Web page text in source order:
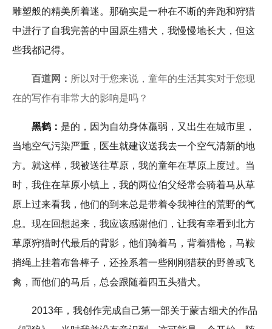
雕塑般的精美所着迷。那确实是一种在不断的奔跑和狩猎
中进行了自我完善的中国原生猎犬，我慢慢地长大，但这
些我都记得。
百道网： 所以对于您来说，童年的生活其实对于您现
在的写作有非常大的影响是吗？
黑鹤： 是的，因为自幼身体羸弱，又出生在城市里，
当地空气污染严重，医生就建议送我去一个空气清新的地
方。就这样，我被送往草原，我的童年在草原上度过。当
时，我住在草原小镇上，我的两位伯父经常会骑着马从草
原上过来看我，他们的到来总是带着令我神往的荒野的气
息。现在回想起来，我应该感谢他们，让我有幸看到北方
草原狩猎时代最后的背影，他们骑着马，背着猎枪，马鞍
捎绳上挂着布鲁棒子，还拴系着一些刚刚猎获的野兽或飞
禽，而他们的马后，总会跟随着四五头猎犬。
2013年，我创作完成自己第一部关于蒙古细犬的作品